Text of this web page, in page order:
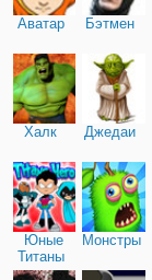
Аватар Бэтмен
Халк Джедаи
Юные
Титаны
Монстры